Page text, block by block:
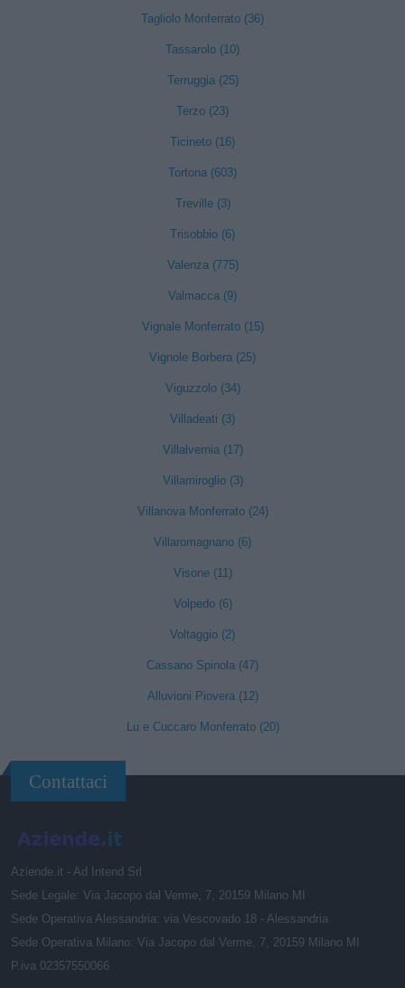
Tagliolo Monferrato (36)
Tassarolo (10)
Terruggia (25)
Terzo (23)
Ticineto (16)
Tortona (603)
Treville (3)
Trisobbio (6)
Valenza (775)
Valmacca (9)
Vignale Monferrato (15)
Vignole Borbera (25)
Viguzzolo (34)
Villadeati (3)
Villalvernia (17)
Villamiroglio (3)
Villanova Monferrato (24)
Villaromagnano (6)
Visone (11)
Volpedo (6)
Voltaggio (2)
Cassano Spinola (47)
Alluvioni Piovera (12)
Lu e Cuccaro Monferrato (20)
Contattaci
Aziende.it - Ad Intend Srl
Sede Legale: Via Jacopo dal Verme, 7, 20159 Milano MI
Sede Operativa Alessandria: via Vescovado 18 - Alessandria
Sede Operativa Milano: Via Jacopo dal Verme, 7, 20159 Milano MI
P.iva 02357550066